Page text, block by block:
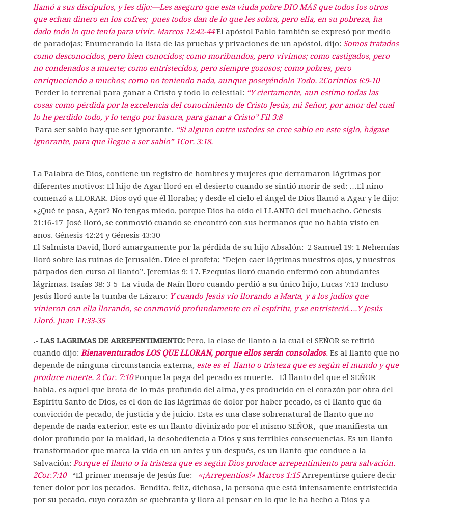
llamó a sus discípulos, y les dijo:—Les aseguro que esta viuda pobre DIO MÁS que todos los otros
que echan dinero en los cofres; pues todos dan de lo que les sobra, pero ella, en su pobreza, ha
dado todo lo que tenía para vivir. Marcos 12:42-44El apóstol Pablo también se expresó por medio
de paradojas; Enumerando la lista de las pruebas y privaciones de un apóstol, dijo: Somos tratados
como desconocidos, pero bien conocidos; como moribundos, pero vivimos; como castigados, pero
no condenados a muerte; como entristecidos, pero siempre gozosos; como pobres, pero
enriqueciendo a muchos; como no teniendo nada, aunque poseyéndolo Todo. 2Corintios 6:9-10
Perder lo terrenal para ganar a Cristo y todo lo celestial: “Y ciertamente, aun estimo todas las
cosas como pérdida por la excelencia del conocimiento de Cristo Jesús, mi Señor, por amor del cual
lo he perdido todo, y lo tengo por basura, para ganar a Cristo” Fil 3:8
Para ser sabio hay que ser ignorante. “Si alguno entre ustedes se cree sabio en este siglo, hágase
ignorante, para que llegue a ser sabio” 1Cor. 3:18.
La Palabra de Dios, contiene un registro de hombres y mujeres que derramaron lágrimas por
diferentes motivos: El hijo de Agar lloró en el desierto cuando se sintió morir de sed: …El niño
comenzó a LLORAR. Dios oyó que él lloraba; y desde el cielo el ángel de Dios llamó a Agar y le dijo:
«¿Qué te pasa, Agar? No tengas miedo, porque Dios ha oído el LLANTO del muchacho. Génesis
21:16-17 José lloró, se conmovió cuando se encontró con sus hermanos que no había visto en
años. Génesis 42:24 y Génesis 43:30
El Salmista David, lloró amargamente por la pérdida de su hijo Absalón: 2 Samuel 19: 1 Nehemías
lloró sobre las ruinas de Jerusalén. Dice el profeta; “Dejen caer lágrimas nuestros ojos, y nuestros
párpados den curso al llanto”. Jeremías 9: 17. Ezequías lloró cuando enfermó con abundantes
lágrimas. Isaías 38: 3-5 La viuda de Naín lloro cuando perdió a su único hijo, Lucas 7:13 Incluso
Jesús lloró ante la tumba de Lázaro: Y cuando Jesús vio llorando a Marta, y a los judíos que
vinieron con ella llorando, se conmovió profundamente en el espíritu, y se entristeció….Y Jesús
Lloró. Juan 11:33-35
.- LAS LAGRIMAS DE ARREPENTIMIENTO: Pero, la clase de llanto a la cual el SEÑOR se refirió
cuando dijo: Bienaventurados LOS QUE LLORAN, porque ellos serán consolados. Es al llanto que no
depende de ninguna circunstancia externa, este es el llanto o tristeza que es según el mundo y que
produce muerte. 2 Cor. 7:10Porque la paga del pecado es muerte. El llanto del que el SEÑOR
habla, es aquel que brota de lo más profundo del alma, y es producido en el corazón por obra del
Espíritu Santo de Dios, es el don de las lágrimas de dolor por haber pecado, es el llanto que da
convicción de pecado, de justicia y de juicio. Esta es una clase sobrenatural de llanto que no
depende de nada exterior, este es un llanto divinizado por el mismo SEÑOR, que manifiesta un
dolor profundo por la maldad, la desobediencia a Dios y sus terribles consecuencias. Es un llanto
transformador que marca la vida en un antes y un después, es un llanto que conduce a la
Salvación: Porque el llanto o la tristeza que es según Dios produce arrepentimiento para salvación.
2Cor.7:10“El primer mensaje de Jesús fue: «¡Arrepentíos!» Marcos 1:15Arrepentirse quiere decir
tener dolor por los pecados. Bendita, feliz, dichosa, la persona que está intensamente entristecida
por su pecado, cuyo corazón se quebranta y llora al pensar en lo que le ha hecho a Dios y a